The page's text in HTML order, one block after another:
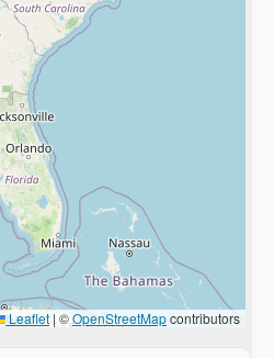
Leaflet | ©OpenStreetMapcontributors